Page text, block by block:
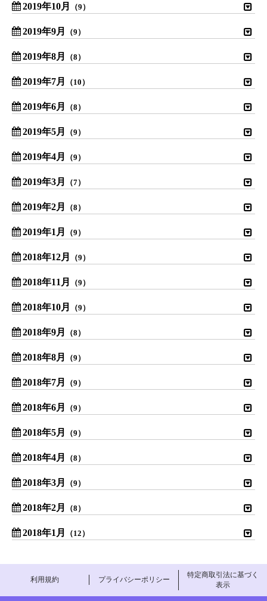
2019年10月 （9）
2019年9月 （9）
2019年8月 （8）
2019年7月 （10）
2019年6月 （8）
2019年5月 （9）
2019年4月 （9）
2019年3月 （7）
2019年2月 （8）
2019年1月 （9）
2018年12月 （9）
2018年11月 （9）
2018年10月 （9）
2018年9月 （8）
2018年8月 （9）
2018年7月 （9）
2018年6月 （9）
2018年5月 （9）
2018年4月 （8）
2018年3月 （9）
2018年2月 （8）
2018年1月 （12）
利用規約 プライバシーポリシー
特定商取引法に基づく
表示